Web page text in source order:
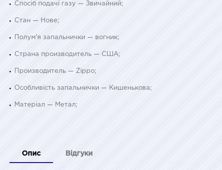
Спосіб подачі газу — Звичайний;
Стан — Нове;
Полум'я запальнички — вогник;
Страна производитель — США;
Производитель — Zippo;
Особливість запальнички — Кишенькова;
Матеріал — Метал;
Опис Відгуки